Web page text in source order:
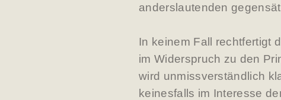
anderslautenden
In keinem Fall rechtfertigt
im Widerspruch zu den
wird unmissverständlich
keinesfalls im Interesse